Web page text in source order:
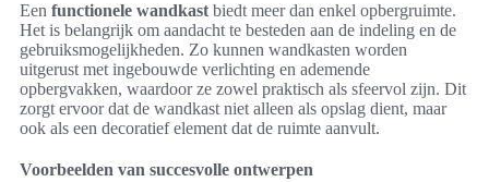
Een functionele wandkast biedt meer dan enkel opbergruimte.
Het is belangrijk om aandacht te besteden aan de indeling en de
gebruiksmogelijkheden. Zo kunnen wandkasten worden
uitgerust met ingebouwde verlichting en ademende
opbergvakken, waardoor ze zowel praktisch als sfeervol zijn. Dit
zorgt ervoor dat de wandkast niet alleen als opslag dient, maar
ook als een decoratief element dat de ruimte aanvult.
Voorbeelden van succesvolle ontwerpen